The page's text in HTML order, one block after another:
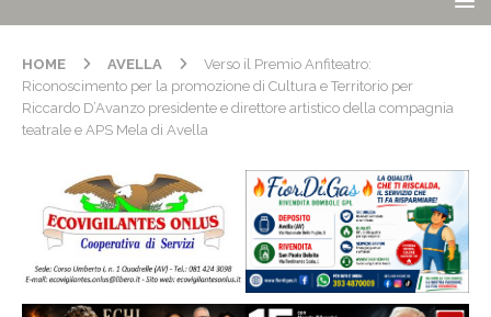
HOME AVELLA
Verso il Premio Anfiteatro:
Riconoscimento per la promozione di Cultura e Territorio per
Riccardo D’Avanzo presidente e direttore artistico della compagnia
teatrale e APS Mela di Avella